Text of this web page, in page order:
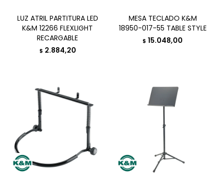
LUZ ATRIL PARTITURA LED
K&M 12266 FLEXLIGHT
RECARGABLE
$ 2.884,20
MESA TECLADO K&M
18950-017-55 TABLE STYLE
$ 15.048,00